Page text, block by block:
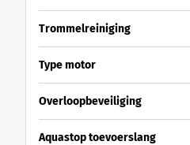
Trommelreiniging
Type motor
Overloopbeveiliging
Aquastop toevoerslang